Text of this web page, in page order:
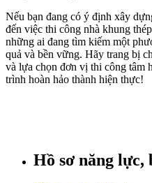
Nếu bạn đang có ý định xây
đến việc thi công nhà khung
những ai đang tìm kiếm một
quả và bền vững. Hãy trang bị
và lựa chọn đơn vị thi công tâm
trình hoàn hảo thành hiện thực!
Hồ sơ năng lực,